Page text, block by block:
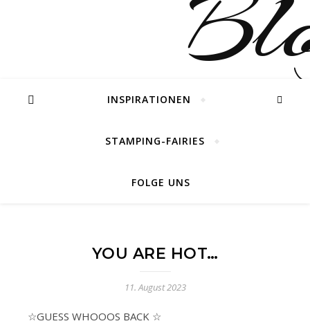
INSPIRATIONEN
STAMPING-FAIRIES
FOLGE UNS
YOU ARE HOT…
11. August 2023
☆GUESS WHOOOS BACK ☆